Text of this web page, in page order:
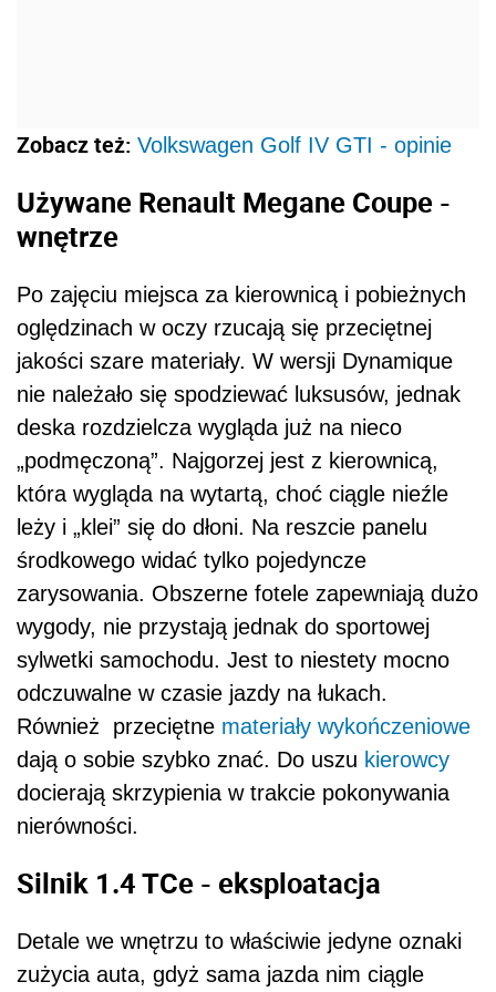
Zobacz też: Volkswagen Golf IV GTI - opinie
Używane Renault Megane Coupe -
wnętrze
Po zajęciu miejsca za kierownicą i pobieżnych
oględzinach w oczy rzucają się przeciętnej
jakości szare materiały. W wersji Dynamique
nie należało się spodziewać luksusów, jednak
deska rozdzielcza wygląda już na nieco
„podmęczoną”. Najgorzej jest z kierownicą,
która wygląda na wytartą, choć ciągle nieźle
leży i „klei” się do dłoni. Na reszcie panelu
środkowego widać tylko pojedyncze
zarysowania. Obszerne fotele zapewniają dużo
wygody, nie przystają jednak do sportowej
sylwetki samochodu. Jest to niestety mocno
odczuwalne w czasie jazdy na łukach.
Również przeciętne materiały wykończeniowe
dają o sobie szybko znać. Do uszu kierowcy
docierają skrzypienia w trakcie pokonywania
nierówności.
Silnik 1.4 TCe - eksploatacja
Detale we wnętrzu to właściwie jedyne oznaki
zużycia auta, gdyż sama jazda nim ciągle